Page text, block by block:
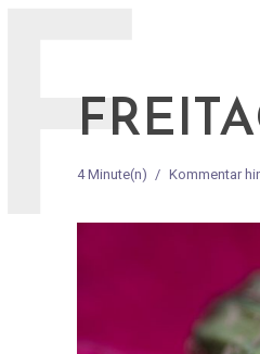
4 Minute(n) Kommentar
F